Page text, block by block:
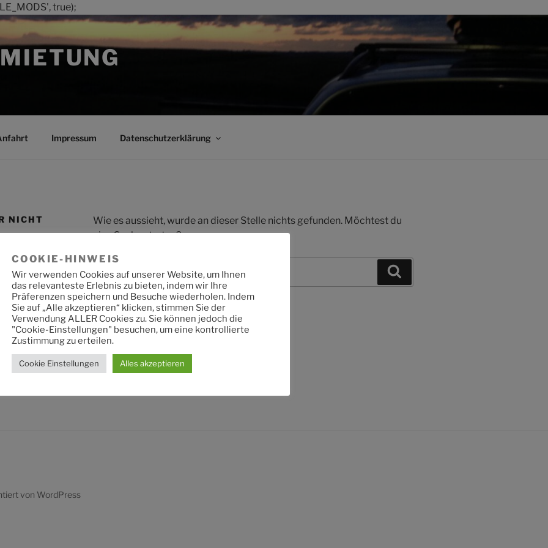
true);
Impressum Datenschutzerklärung
NICHT
Wie es aussieht, wurde an dieser Stelle nichts gefunden. Möchtest du
eine Suche starten?
Suche
nach:
von WordPress
COOKIE-HINWEIS
Wir verwenden Cookies auf unserer Website, um Ihnen
das relevanteste Erlebnis zu bieten, indem wir Ihre
Präferenzen speichern und Besuche wiederholen. Indem
Sie auf „Alle akzeptieren“ klicken, stimmen Sie der
Verwendung ALLER Cookies zu. Sie können jedoch die
"Cookie-Einstellungen" besuchen, um eine kontrollierte
Zustimmung zu erteilen.
Cookie Einstellungen Alles akzeptieren